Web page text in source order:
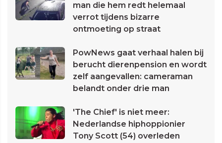
man die hem redt helemaal
verrot tijdens bizarre
ontmoeting op straat
PowNews gaat verhaal halen bij
berucht dierenpension en wordt
zelf aangevallen: cameraman
belandt onder drie man
'The Chief' is niet meer:
Nederlandse hiphoppionier
Tony Scott (54) overleden